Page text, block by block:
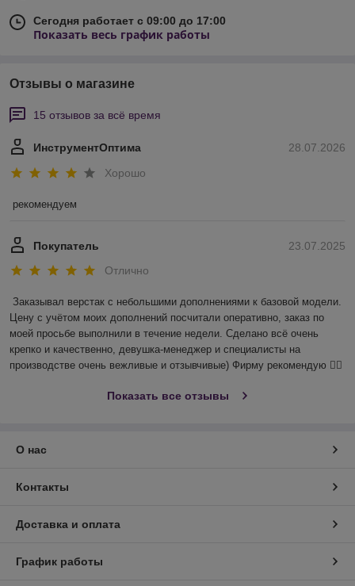
Сегодня работает с 09:00 до 17:00
Показать весь график работы
Отзывы о магазине
15 отзывов за всё время
28.07.2026
ИнструментОптима
Хорошо
рекомендуем
23.07.2025
Покупатель
Отлично
Заказывал верстак с небольшими дополнениями к базовой модели.
Цену с учётом моих дополнений посчитали оперативно, заказ по
моей просьбе выполнили в течение недели. Сделано всё очень
крепко и качественно, девушка-менеджер и специалисты на
производстве очень вежливые и отзывчивые) Фирму рекомендую 👍🏻
Показать все отзывы
О нас
Контакты
Доставка и оплата
График работы